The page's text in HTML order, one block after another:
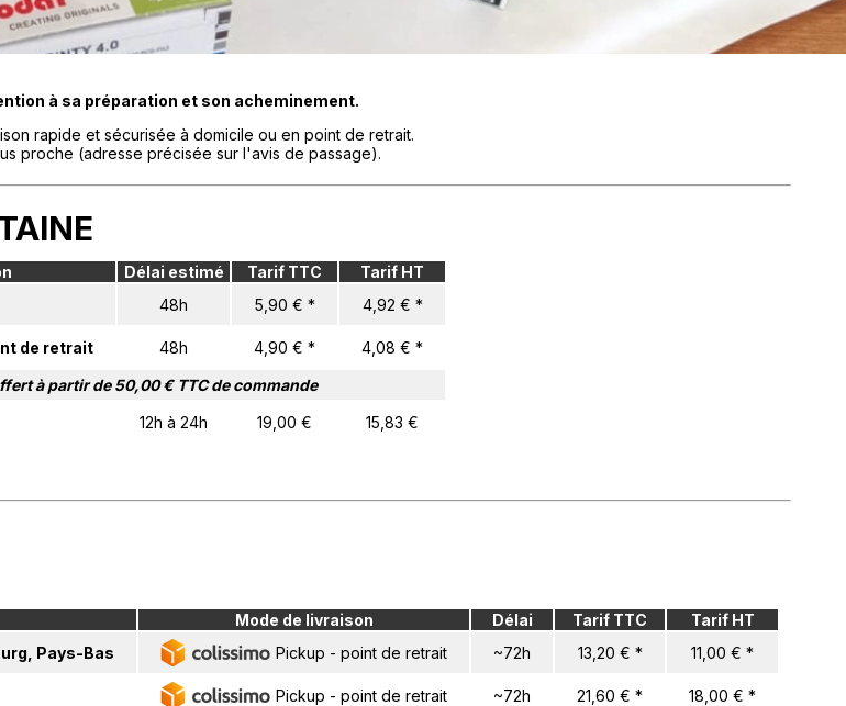
à sa préparation et son acheminement.
rapide et sécurisée à domicile ou en point de retrait.
proche (adresse précisée sur l'avis de passage).
Délai estimé Tarif TTC
Tarif HT
48h 5,90 € * 4,92 € *
de retrait 48h 4,90 € *
4,08 € *
à partir de 50,00 € TTC de commande
12h à 24h
19,00 € 15,83 €
Mode de livraison Délai Tarif TTC
Tarif HT
Pays-Bas
Pickup - point de retrait ~72h 13,20 € * 11,00 € *
Pickup - point de retrait ~72h 21,60 € *
18,00 € *